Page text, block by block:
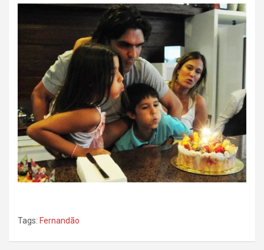
Tags: Fernandão